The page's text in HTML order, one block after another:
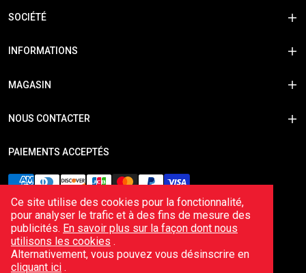
SOCIÉTÉ
INFORMATIONS
MAGASIN
NOUS CONTACTER
PAIEMENTS ACCEPTÉS
Ce site utilise des cookies pour la fonctionnalité,
pour analyser le trafic et à des fins de mesure des
publicités. En savoir plus sur la façon dont nous
utilisons les cookies .
Alternativement, vous pouvez vous désinscrire en
cliquant ici .